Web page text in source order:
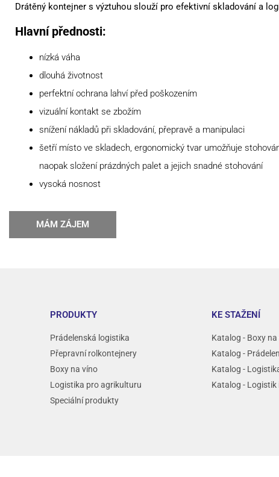
Drátěný kontejner s výztuhou slouží pro efektivní skladování a
Hlavní přednosti:
nízká váha
dlouhá životnost
perfektní ochrana lahví před poškozením
vizuální kontakt se zbožím
snížení nákladů při skladování, přepravě a manipulaci
šetří místo ve skladech, ergonomický tvar umožňuje
naopak složení prázdných palet a jejich snadné stohování
vysoká nosnost
MÁM ZÁJEM
PRODUKTY
Prádelenská logistika
Přepravní rolkontejnery
Boxy na víno
Logistika pro agrikulturu
Speciální produkty
KE STAŽENÍ
Katalog - Boxy
Katalog -
Katalog -
Katalog -